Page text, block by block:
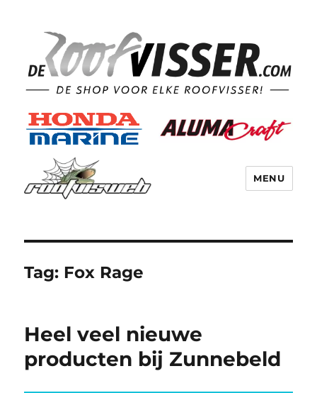
MENU
Tag: Fox Rage
Heel veel nieuwe
producten bij Zunnebeld